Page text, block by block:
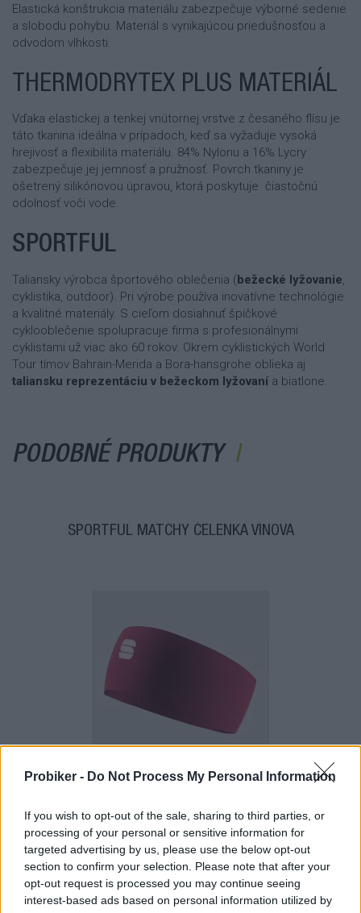
Probiker - Do Not Process My Personal Information
If you wish to opt-out of the sale, sharing to third parties, or
processing of your personal or sensitive information for
targeted advertising by us, please use the below opt-out
section to confirm your selection. Please note that after your
opt-out request is processed you may continue seeing
interest-based ads based on personal information utilized by
Elastická konštrukcia materiálu zabezpečuje výborné sedenie
a slobodu pohybu. Materiál s vynikajúcou priedušnosťou a
odvodom vlhkosti.
THERMODRYTEX PLUS MATERIÁL
Vďaka elastickej a tenkej vnútornej vrstve z česaného flísu je
táto tkanina ideálna v prípadoch, keď sa vyžaduje vysoká
hrejivosť a flexibilita materiálu. 84% Nylonu a 16% Lycry
zabezpečuje jej jemnosť a pružnosť. Povrch tkaniny je
ošetrený silikónovou úpravou, ktorá poskytuje čiastočnú
odolnosť voči vode.
SPORTFUL
Taliansky výrobca športového oblečenia (bežecké lyžovanie,
cyklistika, outdoor). Pri výrobe používa inovatívne technológie
a kvalitné materiály. S cieľom dosiahnuť špičkové
cyklooblečenie spolupracuje firma s profesionálnymi
cyklistami už viac ako 60 rokov. Okrem cyklistických World
Tour tímov Bahrain-Merida a Bora-hansgrohe oblieka aj
taliansku reprezentáciu v bežeckom lyžovaní a biatlone.
PODOBNÉ PRODUKTY
SPORTFUL MATCHY ČELENKA VÍNOVÁ
6,30 €
KÚPIŤ